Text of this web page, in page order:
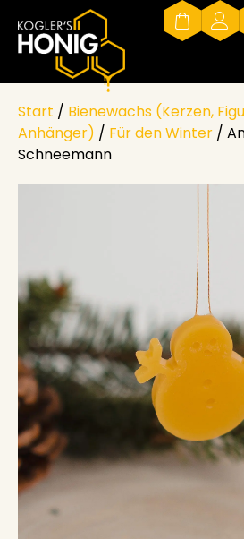
Start / Bienewachs (Kerzen,
Anhänger) / Für den Winter /
Schneemann